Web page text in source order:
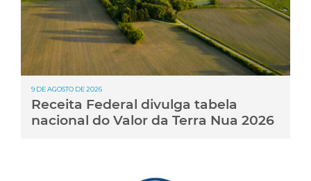
9 DE AGOSTO DE 2026
Receita Federal divulga tabela
nacional do Valor da Terra Nua 2026